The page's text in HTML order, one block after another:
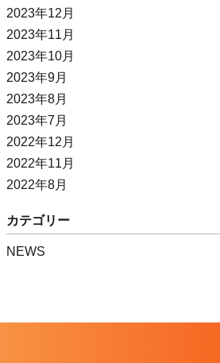
2023年12月
2023年11月
2023年10月
2023年9月
2023年8月
2023年7月
2022年12月
2022年11月
2022年8月
カテゴリー
NEWS